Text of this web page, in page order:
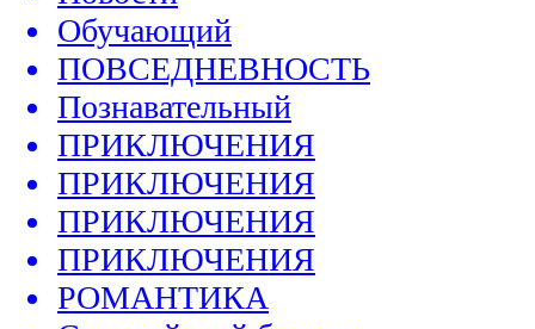
Обучающий
ПОВСЕДНЕВНОСТЬ
Познавательный
ПРИКЛЮЧЕНИЯ
ПРИКЛЮЧЕНИЯ
ПРИКЛЮЧЕНИЯ
ПРИКЛЮЧЕНИЯ
РОМАНТИКА